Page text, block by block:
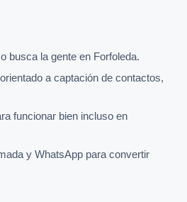
busca la gente en Forfoleda.
a captación de contactos,
funcionar bien incluso en
y WhatsApp para convertir